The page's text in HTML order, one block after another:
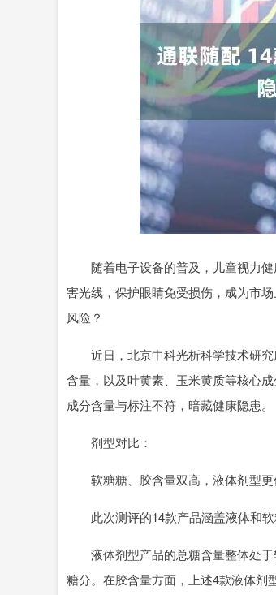
随着电子设备的普及，儿童视力健
害光线，保护眼睛免受损伤，成为市
风险？
近日，北京中科光析科学技术研究
含量，以及叶黄素、玉米黄质等核心
成分含量与标注不符，暗藏健康隐患。
剂型对比：
软糖糖、胶含量双高，液体剂型更
此次测评的14款产品涵盖液体和软
液体剂型产品的总糖含量整体处于
糖分。在胶含量方面，上述4款液体剂